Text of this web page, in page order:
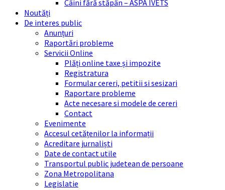
Câini fără stăpân – ASPA IVETS
Noutăți
De interes public
Anunțuri
Raportări probleme
Servicii Online
Plăți online taxe și impozite
Registratura
Formular cereri, petitii si sesizari
Raportare probleme
Acte necesare si modele de cereri
Contact
Evenimente
Accesul cetățenilor la informații
Acreditare jurnaliști
Date de contact utile
Transportul public judetean de persoane
Zona Metropolitana
Legislatie